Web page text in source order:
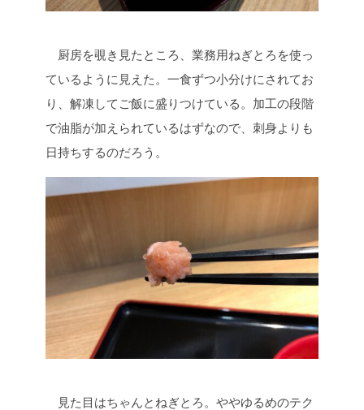
厨房を覗き見たところ、業務用ねぎとろを使っ
ているように見えた。一食ずつ小分けにされてお
り、解凍してご飯に盛りつけている。加工の段階
で油脂が加えられているはずなので、刺身よりも
日持ちするのだろう。
見た目はちゃんとねぎとろ。ややゆるめのテク